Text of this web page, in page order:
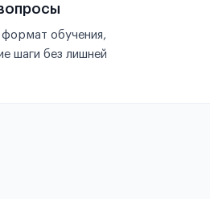
обучения,
шаги без лишней